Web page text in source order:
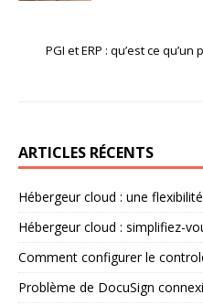
PGI et ERP : qu’est ce
ARTICLES RÉCENTS
Hébergeur cloud : une
Hébergeur cloud : simplifiez-
Comment configurer le
Problème de DocuSign